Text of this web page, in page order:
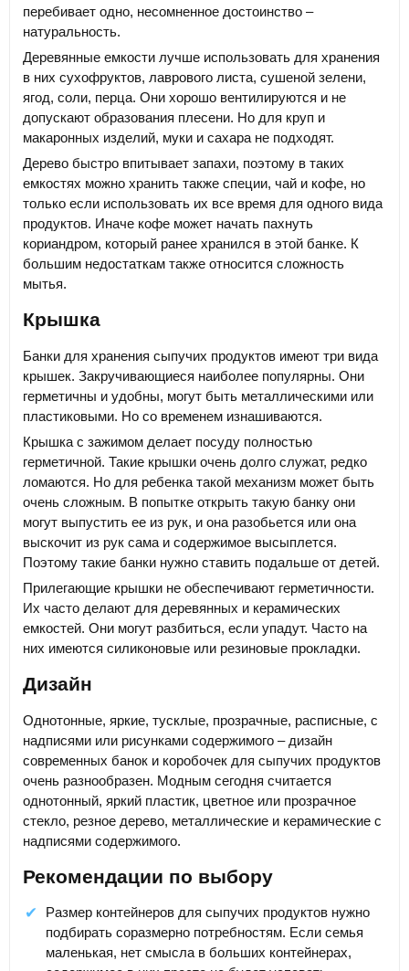
перебивает одно, несомненное достоинство –
натуральность.
Деревянные емкости лучше использовать для хранения
в них сухофруктов, лаврового листа, сушеной зелени,
ягод, соли, перца. Они хорошо вентилируются и не
допускают образования плесени. Но для круп и
макаронных изделий, муки и сахара не подходят.
Дерево быстро впитывает запахи, поэтому в таких
емкостях можно хранить также специи, чай и кофе, но
только если использовать их все время для одного вида
продуктов. Иначе кофе может начать пахнуть
кориандром, который ранее хранился в этой банке. К
большим недостаткам также относится сложность
мытья.
Крышка
Банки для хранения сыпучих продуктов имеют три вида
крышек. Закручивающиеся наиболее популярны. Они
герметичны и удобны, могут быть металлическими или
пластиковыми. Но со временем изнашиваются.
Крышка с зажимом делает посуду полностью
герметичной. Такие крышки очень долго служат, редко
ломаются. Но для ребенка такой механизм может быть
очень сложным. В попытке открыть такую банку они
могут выпустить ее из рук, и она разобьется или она
выскочит из рук сама и содержимое высыплется.
Поэтому такие банки нужно ставить подальше от детей.
Прилегающие крышки не обеспечивают герметичности.
Их часто делают для деревянных и керамических
емкостей. Они могут разбиться, если упадут. Часто на
них имеются силиконовые или резиновые прокладки.
Дизайн
Однотонные, яркие, тусклые, прозрачные, расписные, с
надписями или рисунками содержимого – дизайн
современных банок и коробочек для сыпучих продуктов
очень разнообразен. Модным сегодня считается
однотонный, яркий пластик, цветное или прозрачное
стекло, резное дерево, металлические и керамические с
надписями содержимого.
Рекомендации по выбору
Размер контейнеров для сыпучих продуктов нужно
подбирать соразмерно потребностям. Если семья
маленькая, нет смысла в больших контейнерах,